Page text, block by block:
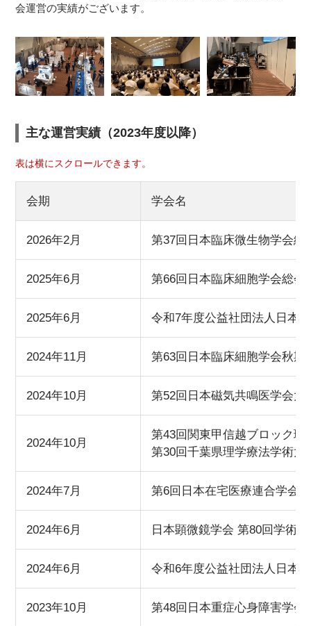
会運営の実績がございます。
主な運営実績（2023年度以降）
表は横にスクロールできます。
会期 学会名
2026年2月 第37回日本臨床微生物学会総
2025年6月 第66回日本臨床細胞学会総会
2025年6月 令和7年度公益社団法人日本
2024年11月 第63回日本臨床細胞学会秋期
2024年10月 第52回日本磁気共鳴医学会大
2024年10月
第43回関東甲信越ブロック理
第30回千葉県理学療法学術
2024年7月 第6回日本在宅医療連合学会
2024年6月 日本顕微鏡学会 第80回学術
2024年6月 令和6年度公益社団法人日本
2023年10月 第48回日本重症心身障害学会